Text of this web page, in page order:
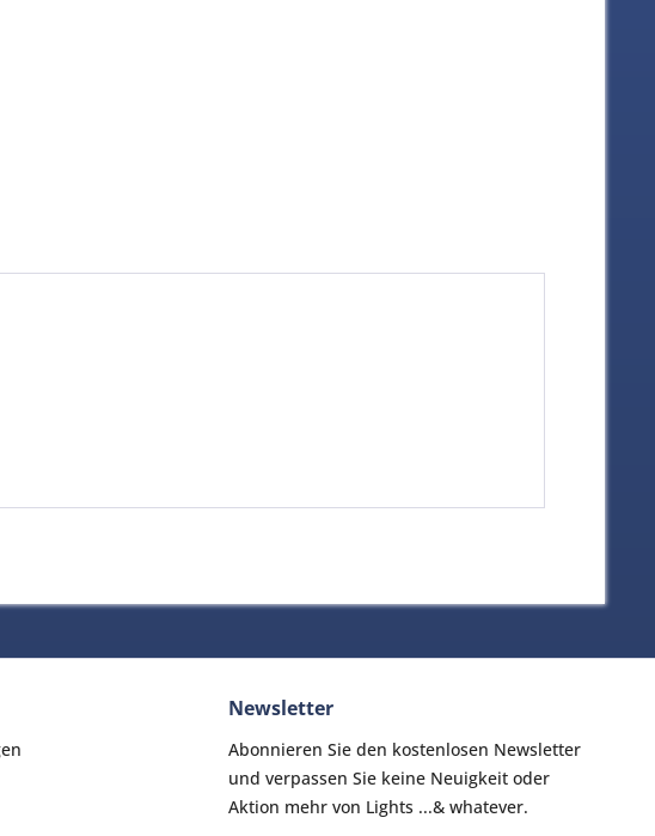
Newsletter
Abonnieren Sie den kostenlosen Newsletter
und verpassen Sie keine Neuigkeit oder
Aktion mehr von Lights ...& whatever.